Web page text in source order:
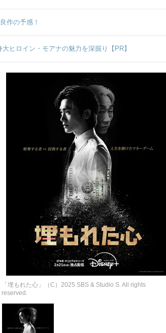
作の予感！
ヒロイン・モアナの魅力を深掘り【PR】
「埋もれた心」（C）2025 SBS & Studio S. All rights
reserved.